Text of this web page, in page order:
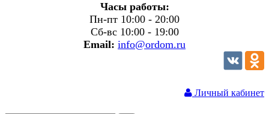
Часы работы:
Пн-пт 10:00 - 20:00
Сб-вс 10:00 - 19:00
Email: info@ordom.ru
Личный кабинет